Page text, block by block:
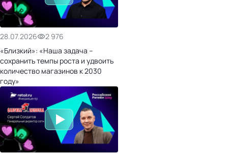
28.07.2026
2 976
«Близкий»: «Наша задача –
сохранить темпы роста и удвоить
количество магазинов к 2030
году»